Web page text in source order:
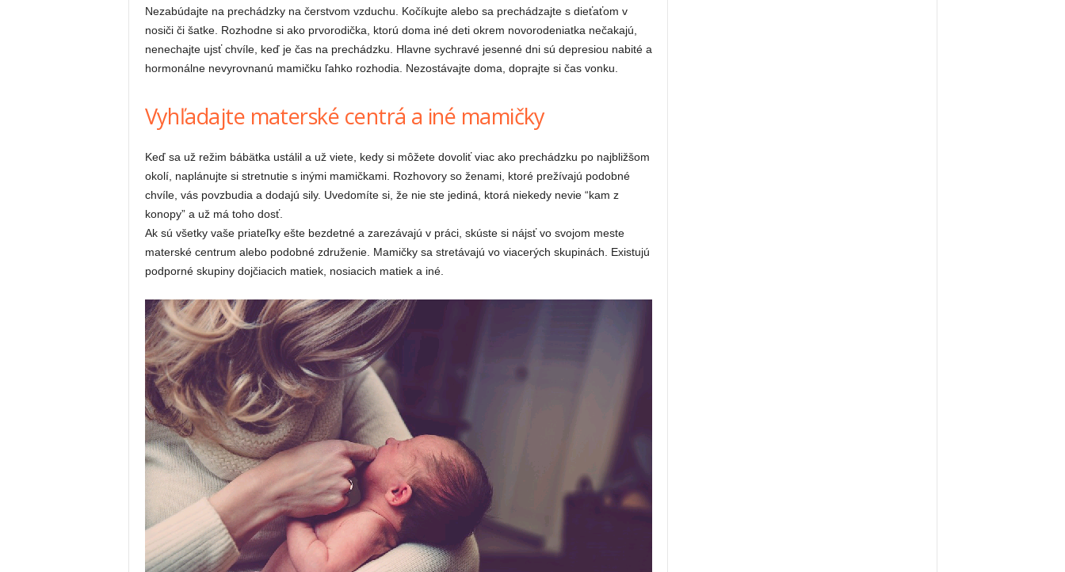
Nezabúdajte na prechádzky na čerstvom vzduchu. Kočíkujte alebo sa prechádzajte s dieťaťom v
nosiči či šatke. Rozhodne si ako prvorodička, ktorú doma iné deti okrem novorodeniatka nečakajú,
nenechajte ujsť chvíle, keď je čas na prechádzku. Hlavne sychravé jesenné dni sú depresiou nabité a
hormonálne nevyrovnanú mamičku ľahko rozhodia. Nezostávajte doma, doprajte si čas vonku.
Vyhľadajte materské centrá a iné mamičky
Keď sa už režim bábätka ustálil a už viete, kedy si môžete dovoliť viac ako prechádzku po najbližšom
okolí, naplánujte si stretnutie s inými mamičkami. Rozhovory so ženami, ktoré prežívajú podobné
chvíle, vás povzbudia a dodajú sily. Uvedomíte si, že nie ste jediná, ktorá niekedy nevie “kam z
konopy” a už má toho dosť.
Ak sú všetky vaše priateľky ešte bezdetné a zarezávajú v práci, skúste si nájsť vo svojom meste
materské centrum alebo podobné združenie. Mamičky sa stretávajú vo viacerých skupinách. Existujú
podporné skupiny dojčiacich matiek, nosiacich matiek a iné.